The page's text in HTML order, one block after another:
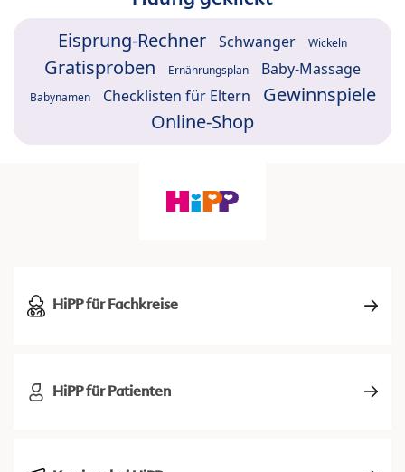
Eisprung-Rechner Schwanger Wickeln
Gratisproben Ernährungsplan Baby-Massage
Babynamen Checklisten für Eltern
Gewinnspiele
Online-Shop
HiPP für Fachkreise
HiPP für Patienten